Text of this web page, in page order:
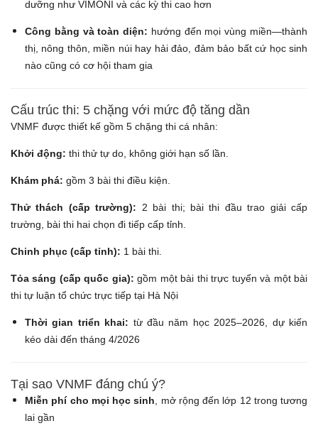
dưỡng như VIMONI và các kỳ thi cao hơn
Công bằng và toàn diện: hướng đến mọi vùng miền—thành
thị, nông thôn, miền núi hay hải đảo, đảm bảo bất cứ học sinh
nào cũng có cơ hội tham gia
Cấu trúc thi: 5 chặng với mức độ tăng dần
VNMF được thiết kế gồm 5 chặng thi cá nhân:
Khởi động: thi thử tự do, không giới hạn số lần.
Khám phá: gồm 3 bài thi điều kiện.
Thử thách (cấp trường): 2 bài thi; bài thi đầu trao giải cấp
trường, bài thi hai chọn đi tiếp cấp tỉnh.
Chinh phục (cấp tỉnh): 1 bài thi.
Tỏa sáng (cấp quốc gia): gồm một bài thi trực tuyến và một bài
thi tự luận tổ chức trực tiếp tại Hà Nội
Thời gian triển khai: từ đầu năm học 2025–2026, dự kiến
kéo dài đến tháng 4/2026
Tại sao VNMF đáng chú ý?
Miễn phí cho mọi học sinh , mở rộng đến lớp 12 trong tương
lai gần